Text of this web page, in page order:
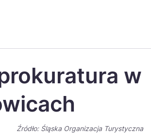
中国
w
Źródło: Śląska Organizacja Turystyczna